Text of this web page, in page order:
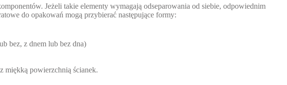
Jeżeli takie elementy wymagają odseparowania od siebie, odpowiednim
do opakowań mogą przybierać następujące formy:
bez, z dnem lub bez dna)
miękką powierzchnią ścianek.